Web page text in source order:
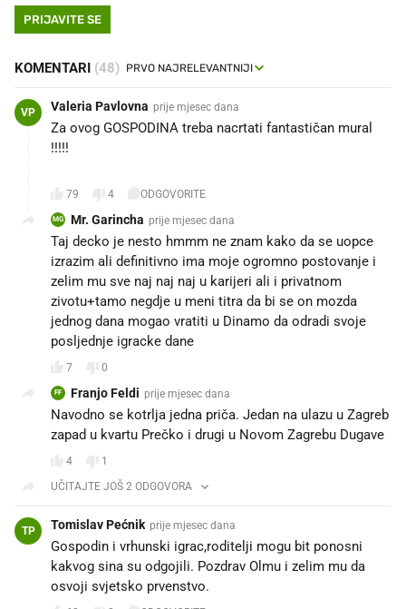
PRIJAVITE SE
KOMENTARI (48)
VP Valeria Pavlovna prije mjesec dana
Za ovog GOSPODINA treba nacrtati fantastičan mural
!!!!!
79 4 ODGOVORITE
MG Mr. Garincha prije mjesec dana
Taj decko je nesto hmmm ne znam kako da se uopce
izrazim ali definitivno ima moje ogromno postovanje i
zelim mu sve naj naj naj u karijeri ali i privatnom
zivotu+tamo negdje u meni titra da bi se on mozda
jednog dana mogao vratiti u Dinamo da odradi svoje
posljednje igracke dane
7 0
FF Franjo Feldi prije mjesec dana
Navodno se kotrlja jedna priča. Jedan na ulazu u Zagreb
zapad u kvartu Prečko i drugi u Novom Zagrebu Dugave
4
1
UČITAJTE JOŠ 2 ODGOVORA
TP Tomislav Pećnik prije mjesec dana
Gospodin i vrhunski igrac,roditelji mogu bit ponosni
kakvog sina su odgojili. Pozdrav Olmu i zelim mu da
osvoji svjetsko prvenstvo.